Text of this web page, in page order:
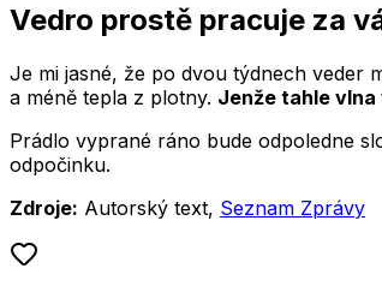
Vedro prostě pracuje za
Je mi jasné, že po dvou týdnech veder
a méně tepla z plotny. Jenže tahle
Prádlo vyprané ráno bude odpoledne
odpočinku.
Zdroje: Autorský text, Seznam Zprávy